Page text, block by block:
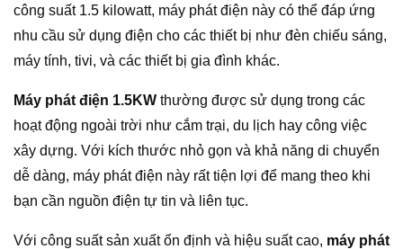
công suất 1.5 kilowatt, máy phát điện này có thể đáp ứng
nhu cầu sử dụng điện cho các thiết bị như đèn chiếu sáng,
máy tính, tivi, và các thiết bị gia đình khác.
Máy phát điện 1.5KW thường được sử dụng trong các
hoạt động ngoài trời như cắm trại, du lịch hay công việc
xây dựng. Với kích thước nhỏ gọn và khả năng di chuyển
dễ dàng, máy phát điện này rất tiện lợi để mang theo khi
bạn cần nguồn điện tự tin và liên tục.
Với công suất sản xuất ổn định và hiệu suất cao, máy phát